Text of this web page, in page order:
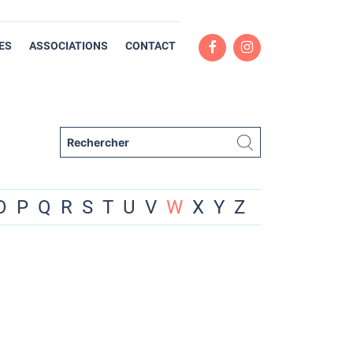
ASSOCIATIONS CONTACT
P Q R S T U V W X Y Z